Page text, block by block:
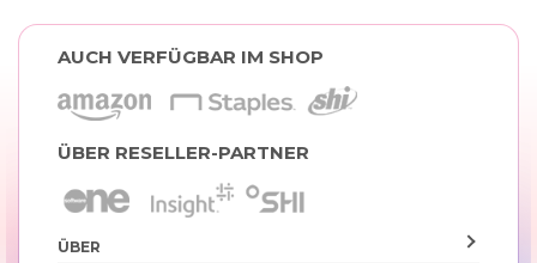
AUCH VERFÜGBAR IM SHOP
ÜBER RESELLER-PARTNER
ÜBER